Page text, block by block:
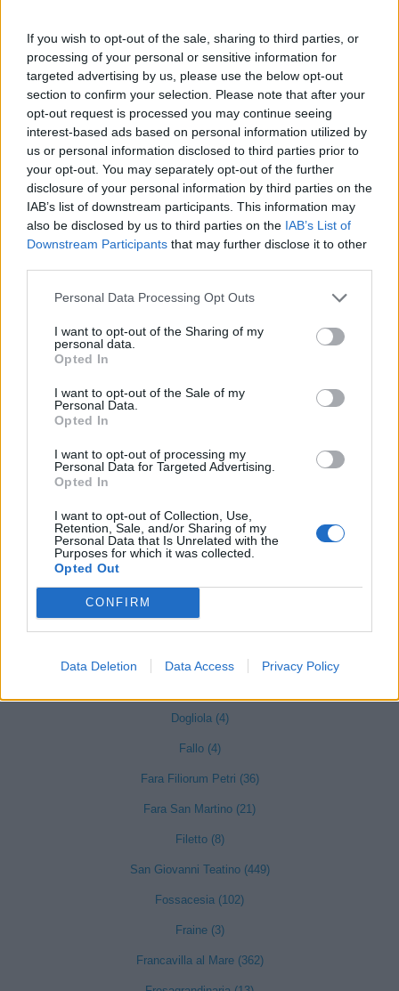
If you wish to opt-out of the sale, sharing to third parties, or
processing of your personal or sensitive information for
targeted advertising by us, please use the below opt-out
section to confirm your selection. Please note that after your
opt-out request is processed you may continue seeing
interest-based ads based on personal information utilized by
us or personal information disclosed to third parties prior to
your opt-out. You may separately opt-out of the further
disclosure of your personal information by third parties on the
IAB’s list of downstream participants. This information may
also be disclosed by us to third parties on the IAB’s List of
Downstream Participants that may further disclose it to other
Personal Data Processing Opt Outs
I want to opt-out of the Sharing of my
personal data.
Opted In
I want to opt-out of the Sale of my
Personal Data.
Opted In
I want to opt-out of processing my
Personal Data for Targeted Advertising.
Opted In
I want to opt-out of Collection, Use,
Retention, Sale, and/or Sharing of my
Personal Data that Is Unrelated with the
Purposes for which it was collected.
Opted Out
CONFIRM
Data Deletion Data Access Privacy Policy
Bomba (2)
Borrello (4)
Bucchianico (37)
Canosa Sannita (22)
Carpineto Sinello (2)
Carunchio (5)
Casacanditella (18)
Casalanguida (2)
Casalbordino (78)
Casalincontrada (7)
Casoli (137)
Castelguidone (2)
Celenza sul Trigno (3)
Civitaluparella (2)
Civitella Messer Raimondo (6)
Dogliola (4)
Fallo (4)
Fara Filiorum Petri (36)
Fara San Martino (21)
Filetto (8)
San Giovanni Teatino (449)
Fossacesia (102)
Fraine (3)
Francavilla al Mare (362)